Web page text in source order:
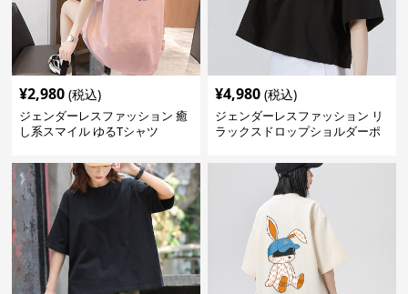
¥2,980 (税込)
ジェンダーレスファッション 癒
し系スマイル ゆるTシャツ
¥4,980 (税込)
ジェンダーレスファッション リ
ラックスドロップショルダーポ